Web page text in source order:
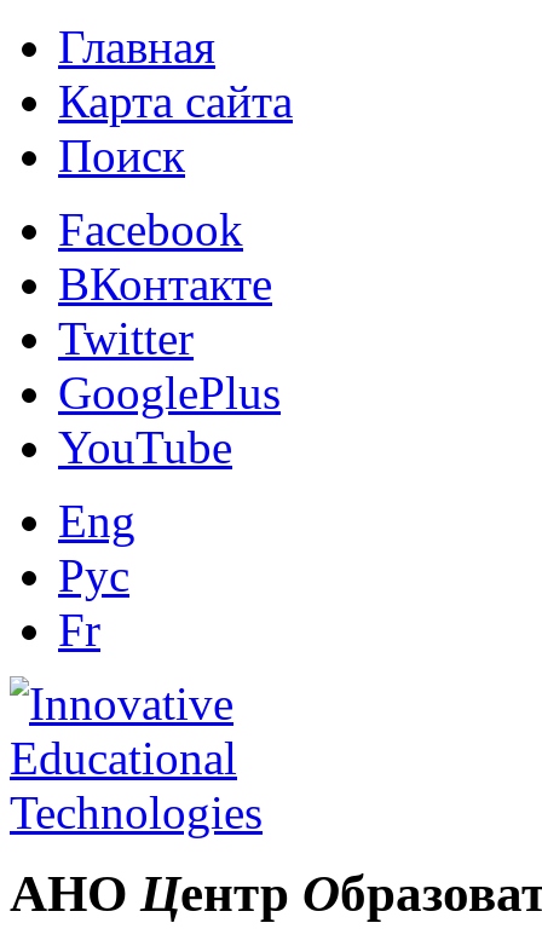
Главная
Карта сайта
Поиск
Facebook
ВКонтакте
Twitter
GooglePlus
YouTube
Eng
Рус
Fr
АНО Центр О